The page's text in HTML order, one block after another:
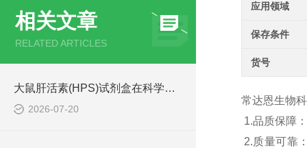
相关文章
RELATED ARTICLES
大鼠肝活素(HPS)试剂盒在科学研究中扮演了何种角色？
2026-07-20
应用领域
保存条件
货号
常达恩生物
1.品质保障
2.质量可靠